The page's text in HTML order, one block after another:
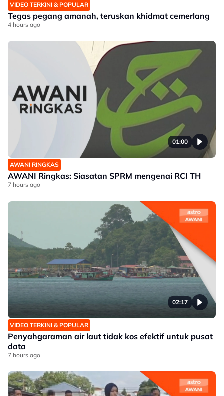
VIDEO TERKINI & POPULAR
Tegas pegang amanah, teruskan khidmat cemerlang
4 hours ago
01:00
AWANI RINGKAS
AWANI Ringkas: Siasatan SPRM mengenai RCI TH
7 hours ago
02:17
VIDEO TERKINI & POPULAR
Penyahgaraman air laut tidak kos efektif untuk pusat
data
7 hours ago